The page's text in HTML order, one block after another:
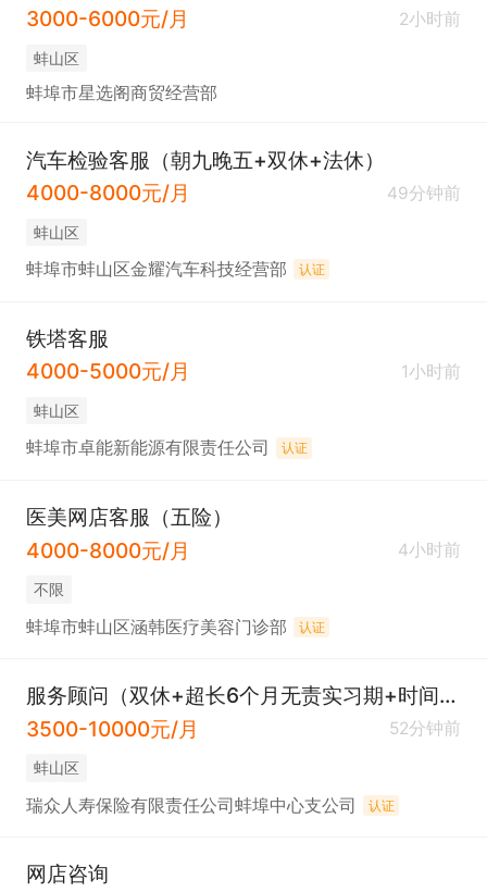
3000-6000元/月
2小时前
蚌山区
蚌埠市星选阁商贸经营部
汽车检验客服（朝九晚五+双休+法休）
4000-8000元/月
49分钟前
蚌山区
蚌埠市蚌山区金耀汽车科技经营部 认证
铁塔客服
4000-5000元/月
1小时前
蚌山区
蚌埠市卓能新能源有限责任公司 认证
医美网店客服（五险）
4000-8000元/月
4小时前
不限
蚌埠市蚌山区涵韩医疗美容门诊部 认证
服务顾问（双休+超长6个月无责实习期+时间自由）
3500-10000元/月
52分钟前
蚌山区
瑞众人寿保险有限责任公司蚌埠中心支公司 认证
网店咨询